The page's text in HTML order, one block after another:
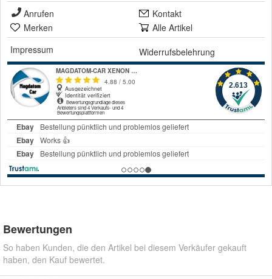
Anrufen
Kontakt
Merken
Alle Artikel
Impressum
Widerrufsbelehrung
Bewertungen
So haben Kunden, die den Artikel bei diesem Verkäufer gekauft
haben, den Kauf bewertet.